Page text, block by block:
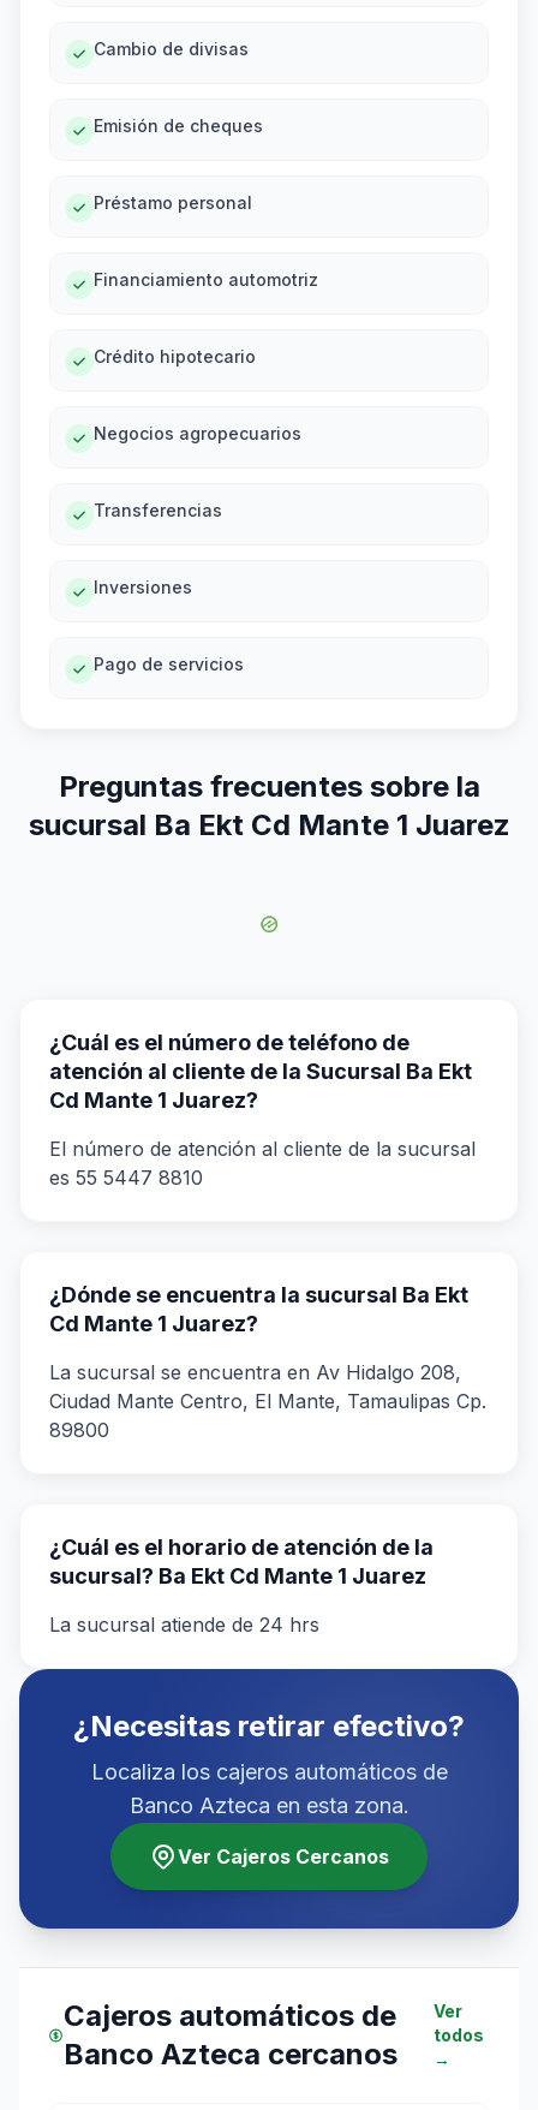
Cambio de divisas
Emisión de cheques
Préstamo personal
Financiamiento automotriz
Crédito hipotecario
Negocios agropecuarios
Transferencias
Inversiones
Pago de servicios
Preguntas frecuentes sobre la
sucursal Ba Ekt Cd Mante 1 Juarez
¿Cuál es el número de teléfono de
atención al cliente de la Sucursal Ba Ekt
Cd Mante 1 Juarez?
El número de atención al cliente de la sucursal
es 55 5447 8810
¿Dónde se encuentra la sucursal Ba Ekt
Cd Mante 1 Juarez?
La sucursal se encuentra en Av Hidalgo 208,
Ciudad Mante Centro, El Mante, Tamaulipas Cp.
89800
¿Cuál es el horario de atención de la
sucursal? Ba Ekt Cd Mante 1 Juarez
La sucursal atiende de 24 hrs
¿Necesitas retirar efectivo?
Localiza los cajeros automáticos de
Banco Azteca en esta zona.
Ver Cajeros Cercanos
Cajeros automáticos de
Banco Azteca cercanos
Ver
todos
→